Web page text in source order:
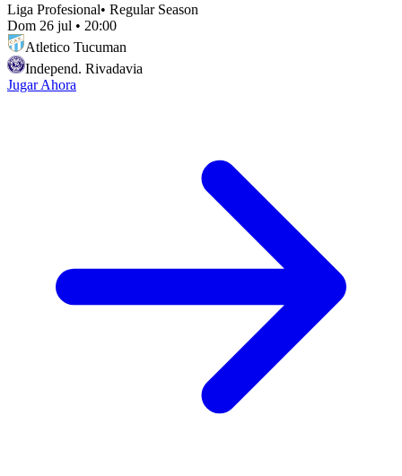
Liga Profesional• Regular Season
Dom 26 jul • 20:00
Atletico Tucuman
Independ. Rivadavia
Jugar Ahora